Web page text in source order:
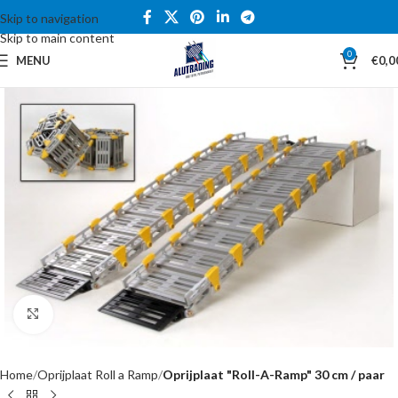
Skip to navigation
Skip to main content
MENU 0 €
Click to enlarge
Home Oprijplaat Roll a Ramp Oprijplaat "Roll-A-Ramp" 30 cm / paar